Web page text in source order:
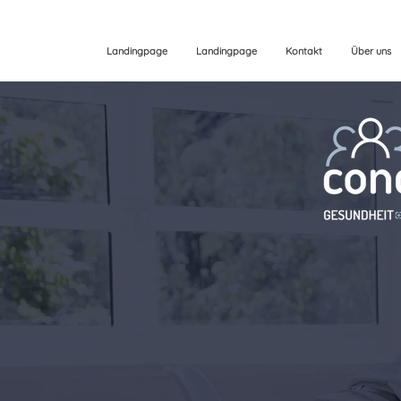
Landingpage Landingpage Kontakt Über uns